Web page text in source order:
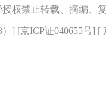
授权禁止转载、摘编、
] [京ICP证040655号] [